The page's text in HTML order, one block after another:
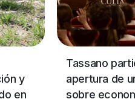
participó de la
de una
economía circular y